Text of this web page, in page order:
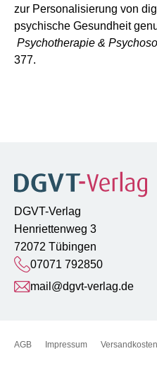
zur Personalisierung von
psychische Gesundheit
Psychotherapie &
377.
DGVT-Verlag
Henriettenweg 3
72072 Tübingen
07071 792850
mail@dgvt-verlag.de
AGB Impressum Versandkosten